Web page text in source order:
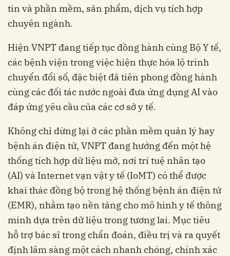
tin và phần mềm, sản phẩm, dịch vụ tích hợp
chuyên ngành.
Hiện VNPT đang tiếp tục đồng hành cùng Bộ Y tế,
các bệnh viện trong việc hiện thực hóa lộ trình
chuyển đổi số, đặc biệt đã tiên phong đồng hành
cùng các đối tác nước ngoài đưa ứng dụng AI vào
đáp ứng yêu cầu của các cơ sở y tế.
Không chỉ dừng lại ở các phần mềm quản lý hay
bệnh án điện tử, VNPT đang hướng đến một hệ
thống tích hợp dữ liệu mở, nơi trí tuệ nhân tạo
(AI) và Internet vạn vật y tế (IoMT) có thể được
khai thác đồng bộ trong hệ thống bệnh án điện tử
(EMR), nhằm tạo nền tảng cho mô hình y tế thông
minh dựa trên dữ liệu trong tương lai. Mục tiêu
hỗ trợ bác sĩ trong chẩn đoán, điều trị và ra quyết
định lâm sàng một cách nhanh chóng, chính xác